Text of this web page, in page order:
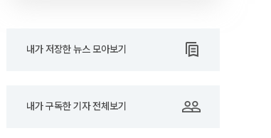
내가 저장한 뉴스 모아보기
내가 구독한 기자 전체보기